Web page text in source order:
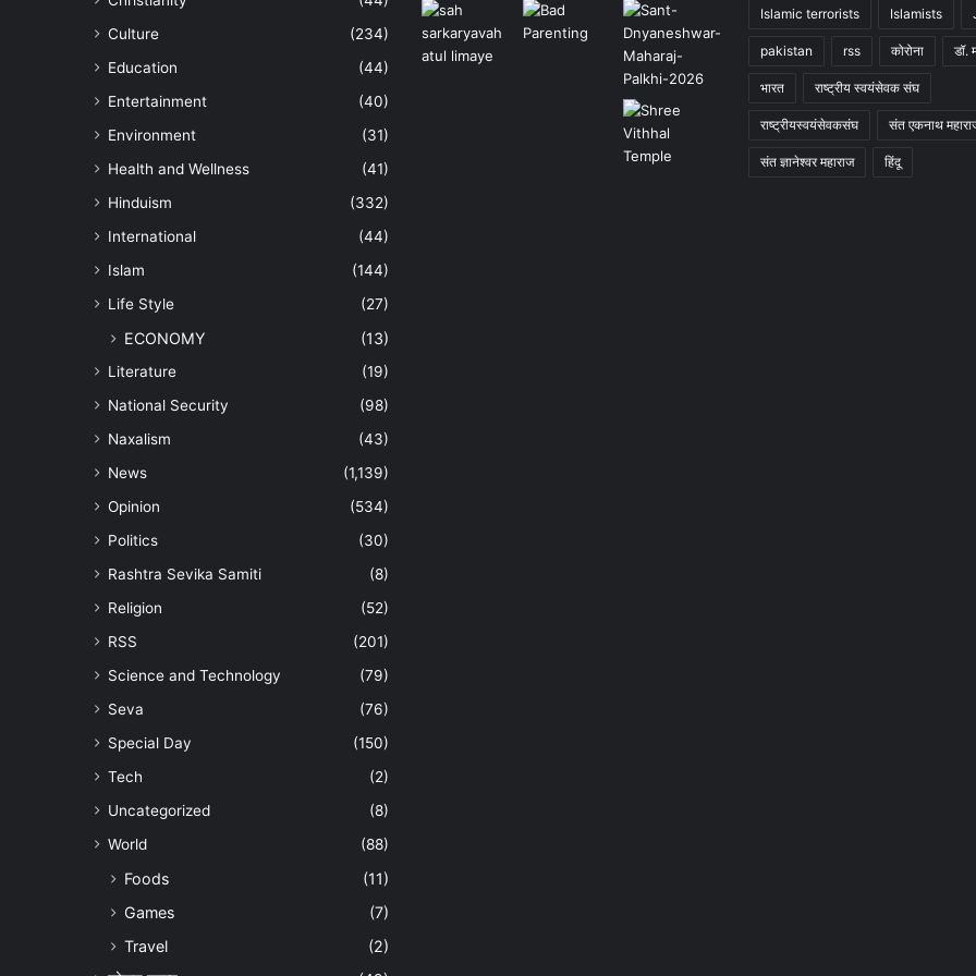
Culture
(234)
Education
(44)
Entertainment
(40)
Environment
(31)
Health and Wellness
(41)
Hinduism
(332)
International
(44)
Islam
(144)
Life Style
(27)
ECONOMY (13)
Literature
(19)
National Security
(98)
Naxalism
(43)
News
(1,139)
Opinion
(534)
Politics
(30)
Rashtra Sevika Samiti
(8)
Religion
(52)
RSS
(201)
Science and Technology
(79)
Seva
(76)
Special Day
(150)
Tech
(2)
Uncategorized
(8)
World
(88)
Foods
(11)
Games
(7)
Travel
(2)
Islamic terrorists Islamists
pakistan rss कोरोना डॉ.
भारत राष्ट्रीय स्वयंसेवक संघ
राष्ट्रीयस्वयंसेवकसंघ संत एकनाथ
संत ज्ञानेश्वर महाराज हिंदू